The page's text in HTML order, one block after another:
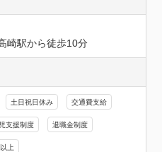
崎駅から徒歩10分
土日祝日休み 交通費支給
支援制度 退職金制度
上